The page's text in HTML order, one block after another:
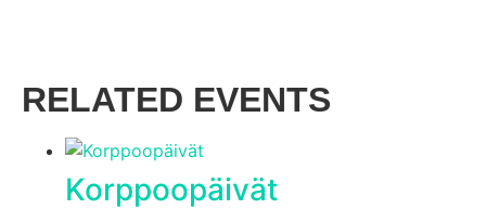
RELATED EVENTS
Korppoopäivät